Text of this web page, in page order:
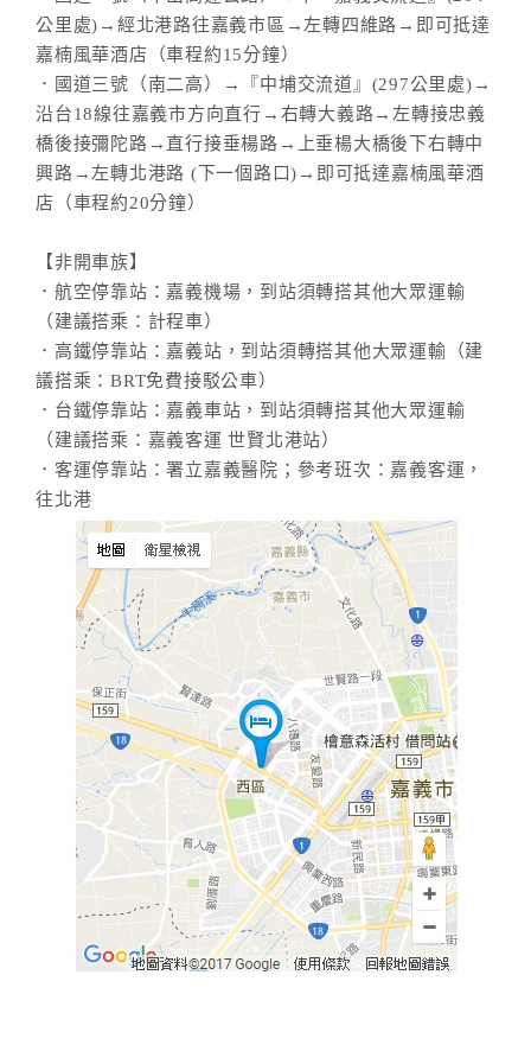
公里處)→經北港路往嘉義市區→左轉四維路→即可抵達
嘉楠風華酒店（車程約15分鐘）
．國道三號（南二高）→『中埔交流道』(297公里處)→
沿台18線往嘉義市方向直行→右轉大義路→左轉接忠義
橋後接彌陀路→直行接垂楊路→上垂楊大橋後下右轉中
興路→左轉北港路 (下一個路口)→即可抵達嘉楠風華酒
店（車程約20分鐘）
【非開車族】
．航空停靠站：嘉義機場，到站須轉搭其他大眾運輸
（建議搭乘：計程車）
．高鐵停靠站：嘉義站，到站須轉搭其他大眾運輸（建
議搭乘：BRT免費接駁公車）
．台鐵停靠站：嘉義車站，到站須轉搭其他大眾運輸
（建議搭乘：嘉義客運 世賢北港站）
．客運停靠站：署立嘉義醫院；參考班次：嘉義客運，
往北港